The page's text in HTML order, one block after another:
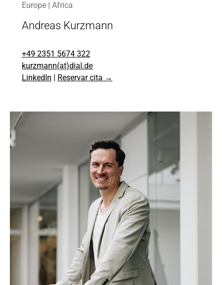
Europe | Africa
Andreas Kurzmann
+49 2351 5674 322
kurzmann(at)dial.de
LinkedIn | Reservar cita →